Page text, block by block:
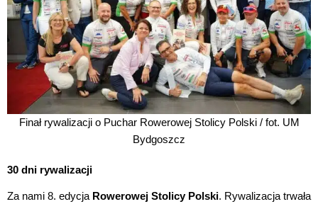
Finał rywalizacji o Puchar Rowerowej Stolicy Polski / fot. UM
Bydgoszcz
30 dni rywalizacji
Za nami 8. edycja Rowerowej Stolicy Polski. Rywalizacja trwała